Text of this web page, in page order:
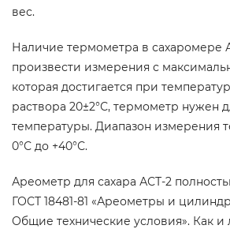
вес.
Наличие термометра в сахаромере
произвести измерения с
которая достигается при
раствора 20±2°С, термометр нужен
температуры. Диапазон измерения
0°С до +40°С.
Ареометр для сахара АСТ-2
ГОСТ 18481-81 «Ареометры и
Общие технические условия». Как